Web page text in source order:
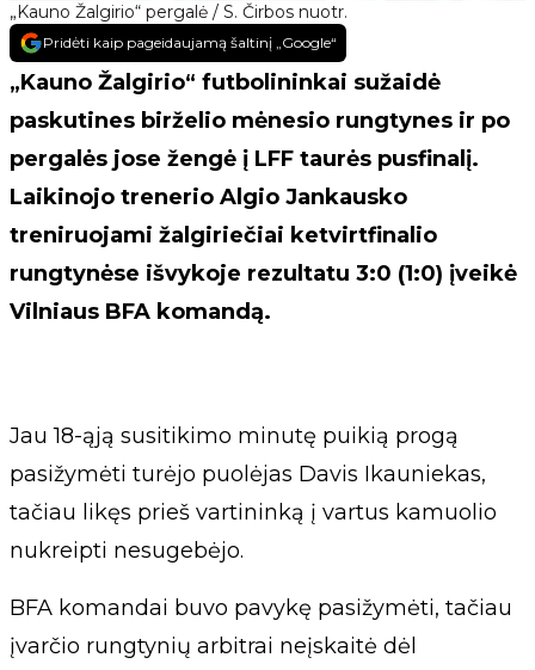
„Kauno Žalgirio“ pergalė / S. Čirbos nuotr.
Pridėti kaip pageidaujamą šaltinį „Google“
„Kauno Žalgirio“ futbolininkai sužaidė
paskutines birželio mėnesio rungtynes ir po
pergalės jose žengė į LFF taurės pusfinalį.
Laikinojo trenerio Algio Jankausko
treniruojami žalgiriečiai ketvirtfinalio
rungtynėse išvykoje rezultatu 3:0 (1:0) įveikė
Vilniaus BFA komandą.
Jau 18-ąją susitikimo minutę puikią progą
pasižymėti turėjo puolėjas Davis Ikauniekas,
tačiau likęs prieš vartininką į vartus kamuolio
nukreipti nesugebėjo.
BFA komandai buvo pavykę pasižymėti, tačiau
įvarčio rungtynių arbitrai neįskaitė dėl